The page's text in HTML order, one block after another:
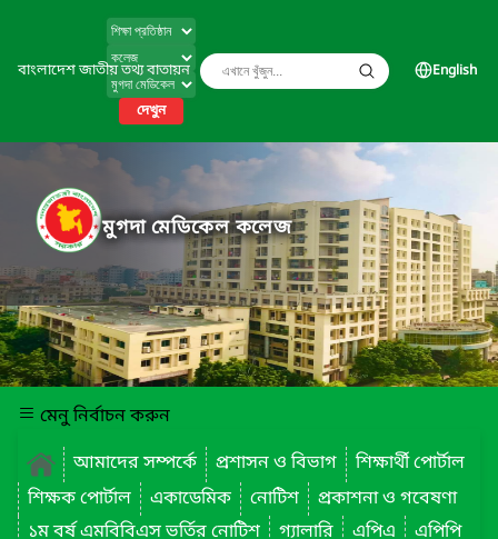
বাংলাদেশ জাতীয় তথ্য বাতায়ন
দেখুন
English
মুগদা মেডিকেল কলেজ
মেনু নির্বাচন করুন
আমাদের সম্পর্কে
প্রশাসন ও বিভাগ
শিক্ষার্থী পোর্টাল
শিক্ষক পোর্টাল
একাডেমিক নোটিশ
প্রকাশনা ও গবেষণা
১ম বর্ষ এমবিবিএস ভর্তির নোটিশ
গ্যালারি এপিএ এপিপি